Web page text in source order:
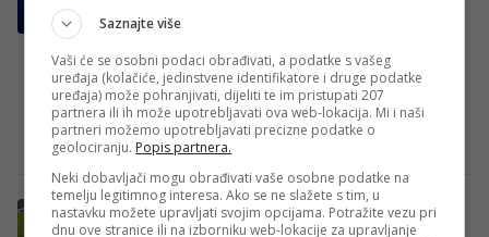
Edin Džeko ovog ljeta postao je novi
fudbaler Schalkea, a njemački mediji
otkrivaju da je njegov ugovor među
najzanimljivijima koje…
Redakcija 04/08/2026 Schalke
DILEME VIŠE NEMA: Sarajevo otkrilo gdje
Saznajte više
Vaši će se osobni podaci obrađivati, a podatke s vašeg
uređaja (kolačiće, jedinstvene identifikatore i druge podatke
uređaja) može pohranjivati, dijeliti te im pristupati 207
partnera ili ih može upotrebljavati ova web-lokacija. Mi i naši
partneri možemo upotrebljavati precizne podatke o
geolociranju. Popis partnera.
Neki dobavljači mogu obrađivati vaše osobne podatke na
temelju legitimnog interesa. Ako se ne slažete s tim, u
nastavku možete upravljati svojim opcijama. Potražite vezu pri
dnu ove stranice ili na izborniku web-lokacije za upravljanje